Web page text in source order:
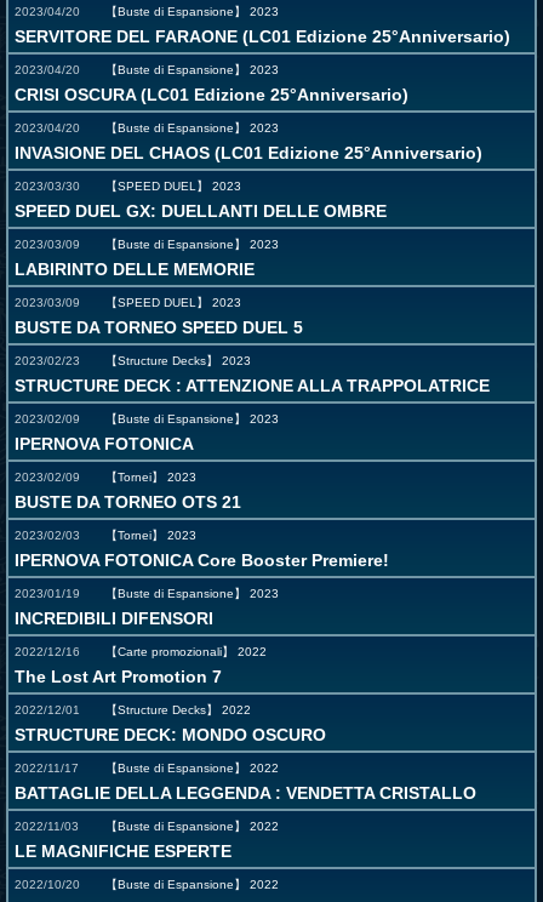
2023/04/20 【Buste di Espansione】 2023
SERVITORE DEL FARAONE (LC01 Edizione 25°Anniversario)
2023/04/20 【Buste di Espansione】 2023
CRISI OSCURA (LC01 Edizione 25°Anniversario)
2023/04/20 【Buste di Espansione】 2023
INVASIONE DEL CHAOS (LC01 Edizione 25°Anniversario)
2023/03/30 【SPEED DUEL】 2023
SPEED DUEL GX: DUELLANTI DELLE OMBRE
2023/03/09 【Buste di Espansione】 2023
LABIRINTO DELLE MEMORIE
2023/03/09 【SPEED DUEL】 2023
BUSTE DA TORNEO SPEED DUEL 5
2023/02/23 【Structure Decks】 2023
STRUCTURE DECK : ATTENZIONE ALLA TRAPPOLATRICE
2023/02/09 【Buste di Espansione】 2023
IPERNOVA FOTONICA
2023/02/09 【Tornei】 2023
BUSTE DA TORNEO OTS 21
2023/02/03 【Tornei】 2023
IPERNOVA FOTONICA Core Booster Premiere!
2023/01/19 【Buste di Espansione】 2023
INCREDIBILI DIFENSORI
2022/12/16 【Carte promozionali】 2022
The Lost Art Promotion 7
2022/12/01 【Structure Decks】 2022
STRUCTURE DECK: MONDO OSCURO
2022/11/17 【Buste di Espansione】 2022
BATTAGLIE DELLA LEGGENDA : VENDETTA CRISTALLO
2022/11/03 【Buste di Espansione】 2022
LE MAGNIFICHE ESPERTE
2022/10/20 【Buste di Espansione】 2022